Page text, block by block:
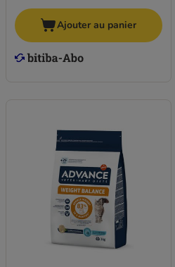
Ajouter au panier